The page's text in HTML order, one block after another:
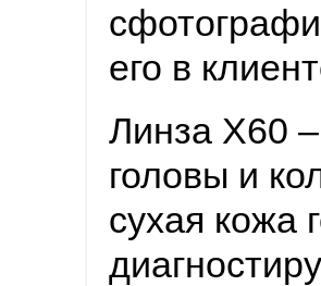
его в
Линза Х60
головы и
сухая кожа